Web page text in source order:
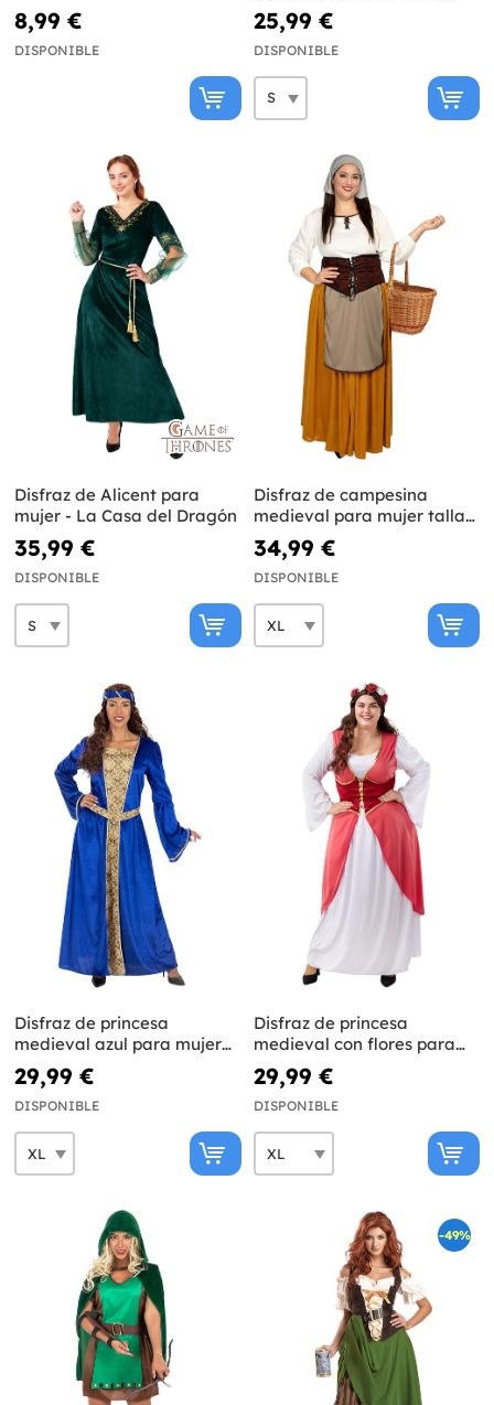
8,99 €
DISPONIBLE
25,99 €
DISPONIBLE
Disfraz de Alicent para
mujer - La Casa del Dragón
35,99 €
DISPONIBLE
Disfraz de campesina
medieval para mujer talla
grande
34,99 €
DISPONIBLE
Disfraz de princesa
medieval azul para mujer
talla grande
29,99 €
DISPONIBLE
Disfraz de princesa
medieval con flores para
mujer talla grande
29,99 €
DISPONIBLE
-49%